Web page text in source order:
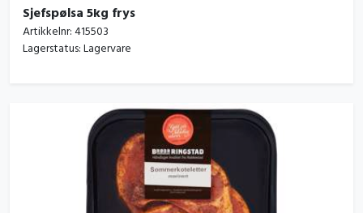
Sjefspølsa 5kg frys
Artikkelnr:415503
Lagerstatus:Lagervare